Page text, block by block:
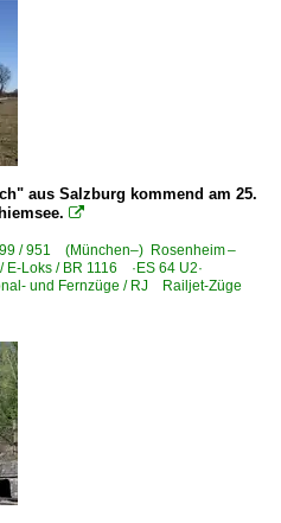
St. Veit – Spittal-Millstättersee
Hbf ·Tullnerfelder Bahn· NBS
Mur ·Murtal·
·Passauerbahn·
– Bernhardsthal (– Břeclav)
Linz – Salzburg ·Westbahn·
a.d. Mur – Graz – Spielfeld-Strass (
m.b.H. ·CAT·
·ÖBB·
Eisenbahn AG (Raaberbahn)
aus Salzburg kommend am 25.

/ 951 (München–) Rosenheim –
E-Loks / BR 1116 ·ES 64 U2·
und Fernzüge / RJ Railjet-Züge